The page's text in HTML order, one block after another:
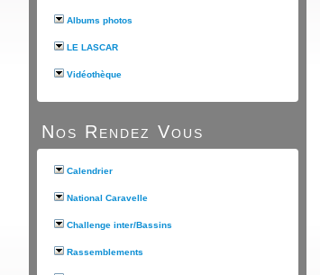
Albums photos
LE LASCAR
Vidéothèque
Nos Rendez Vous
Calendrier
National Caravelle
Challenge inter/Bassins
Rassemblements